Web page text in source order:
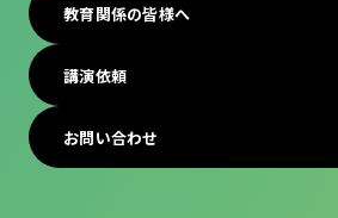
教育関係の皆様へ
講演依頼
お問い合わせ